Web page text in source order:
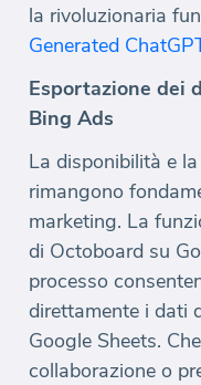
la rivoluzionaria
Generated
Esportazione dei
Bing Ads
La disponibilità e
rimangono
marketing. La
di Octoboard su
processo
direttamente i dati
Google Sheets.
collaborazione o